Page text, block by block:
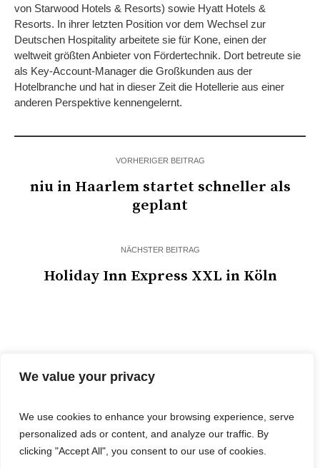
We value your privacy
We use cookies to enhance your browsing experience, serve
personalized ads or content, and analyze our traffic. By
clicking "Accept All", you consent to our use of cookies.
von Starwood Hotels & Resorts) sowie Hyatt Hotels &
Resorts. In ihrer letzten Position vor dem Wechsel zur
Deutschen Hospitality arbeitete sie für Kone, einen der
weltweit größten Anbieter von Fördertechnik. Dort betreute sie
als Key-Account-Manager die Großkunden aus der
Hotelbranche und hat in dieser Zeit die Hotellerie aus einer
anderen Perspektive kennengelernt.
VORHERIGER BEITRAG
niu in Haarlem startet schneller als
geplant
NÄCHSTER BEITRAG
Holiday Inn Express XXL in Köln